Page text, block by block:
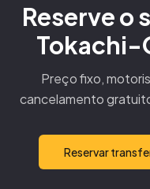
Reserve o
Tokachi-
Preço fixo,
cancelamento
Reservar